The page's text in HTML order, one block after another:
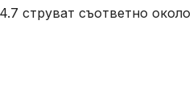
струват съответно около